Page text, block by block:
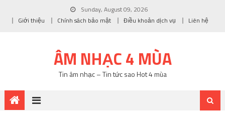
Sunday, August 09, 2026
Giới thiệu
Chính sách bảo mật Điều khoản dịch vụ Liên hệ
ÂM NHẠC 4 MÙA
Tin âm nhạc – Tin tức sao Hot 4 mùa